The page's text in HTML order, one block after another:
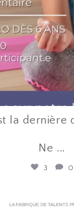
la dernière
Ne ...
3 0